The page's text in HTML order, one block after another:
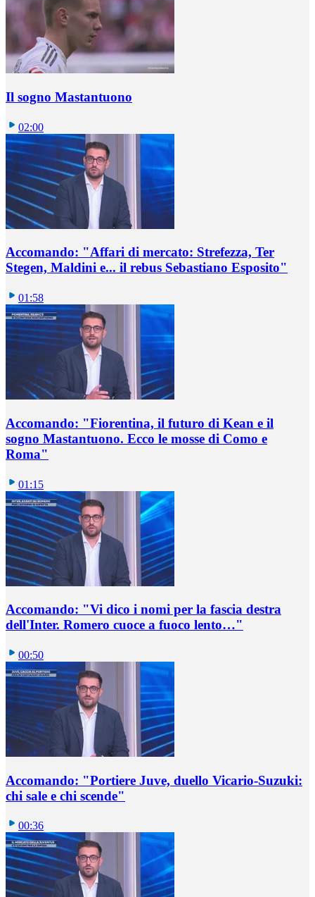
Il sogno Mastantuono
02:00
Accomando: "Affari di mercato: Strefezza, Ter
Stegen, Maldini e... il rebus Sebastiano Esposito"
01:58
Accomando: "Fiorentina, il futuro di Kean e il
sogno Mastantuono. Ecco le mosse di Como e
Roma"
01:15
Accomando: "Vi dico i nomi per la fascia destra
dell'Inter. Romero cuoce a fuoco lento…"
00:50
Accomando: "Portiere Juve, duello Vicario-Suzuki:
chi sale e chi scende"
00:36